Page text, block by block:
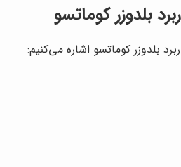
بلدوزر کوماتسو
بلدوزر کوماتسو اشاره می‌کنیم: